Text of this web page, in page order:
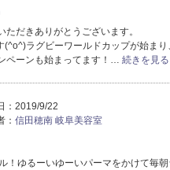
だきありがとうございます。
ラグビーワールドカップが始まり
ペーンも始まってます！… 続きを見る
： 2019/9/22
： 信田穂南 岐阜美容室
！ゆるーいゆーいパーマをかけて毎朝